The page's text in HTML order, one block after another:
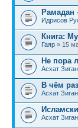
Рамадан
Идрисов
Книга:
Гаяр » 15
Не пора
Асхат
В чём
Асхат
Асхат